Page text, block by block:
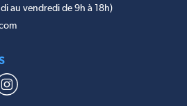
au vendredi de 9h à 18h)